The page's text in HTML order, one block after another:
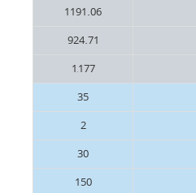
1191.06
924.71
1,177
35
2
30
150